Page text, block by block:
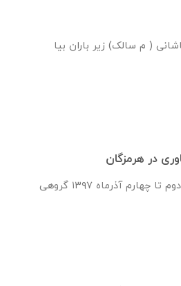
( م سالک) زير باران بيا
شب یاوری در هرمزگان در روزهای دوم تا چهارم آذرماه ۱۳۹۷ گروهی